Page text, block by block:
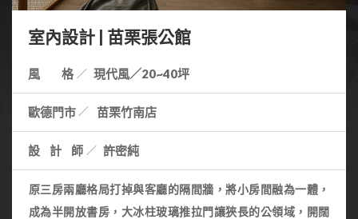
室內設計 | 苗栗張公館
風 格 現代風／20~40坪
歐德門市 苗栗竹南店
設計師 許密純
原三房兩廳格局打掉與客廳的隔間牆，將小房間融為一體，
成為半開放書房，大冰柱玻璃推拉門讓狹長的公領域，開闊